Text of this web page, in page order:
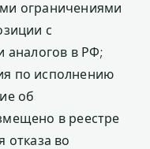
ограничениями
с
аналогов в РФ;
по исполнению
об
в реестре
отказа во